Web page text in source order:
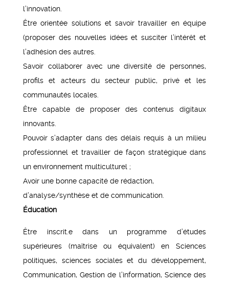
l’innovation.
Être orientée solutions et savoir travailler en équipe
(proposer des nouvelles idées et susciter l’intérêt et
l’adhésion des autres.
Savoir collaborer avec une diversité de personnes,
profils et acteurs du secteur public, privé et les
communautés locales.
Être capable de proposer des contenus digitaux
innovants.
Pouvoir s’adapter dans des délais requis à un milieu
professionnel et travailler de façon stratégique dans
un environnement multiculturel ;
Avoir une bonne capacité de rédaction,
d’analyse/synthèse et de communication.
Éducation
Être inscrit.e dans un programme d’études
supérieures (maîtrise ou équivalent) en Sciences
politiques, sciences sociales et du développement,
Communication, Gestion de l’information, Science des